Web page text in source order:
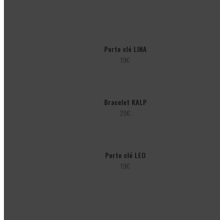
Porte clé LINA
19€
Bracelet KALP
29€
Porte clé LEO
19€